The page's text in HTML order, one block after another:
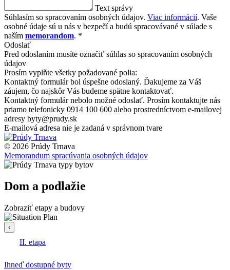
Text správy
Súhlasím so spracovaním osobných údajov. Viac informácií. Vaše
osobné údaje sú u nás v bezpečí a budú spracovávané v súlade s
naším memorandom. *
Odoslať
Pred odoslaním musíte označiť súhlas so spracovaním osobných
údajov
Prosím vyplňte všetky požadované polia:
Kontaktný formulár bol úspešne odoslaný. Ďakujeme za Váš
záujem, čo najskôr Vás budeme spätne kontaktovať.
Kontaktný formulár nebolo možné odoslať. Prosím kontaktujte nás
priamo telefonicky 0914 100 600 alebo prostredníctvom e-mailovej
adresy byty@prudy.sk
E-mailová adresa nie je zadaná v správnom tvare
© 2026 Prúdy Trnava
Memorandum spracúvania osobných údajov
Dom a podlažie
Zobraziť etapy a budovy
‹
II. etapa
Ihneď dostupné byty